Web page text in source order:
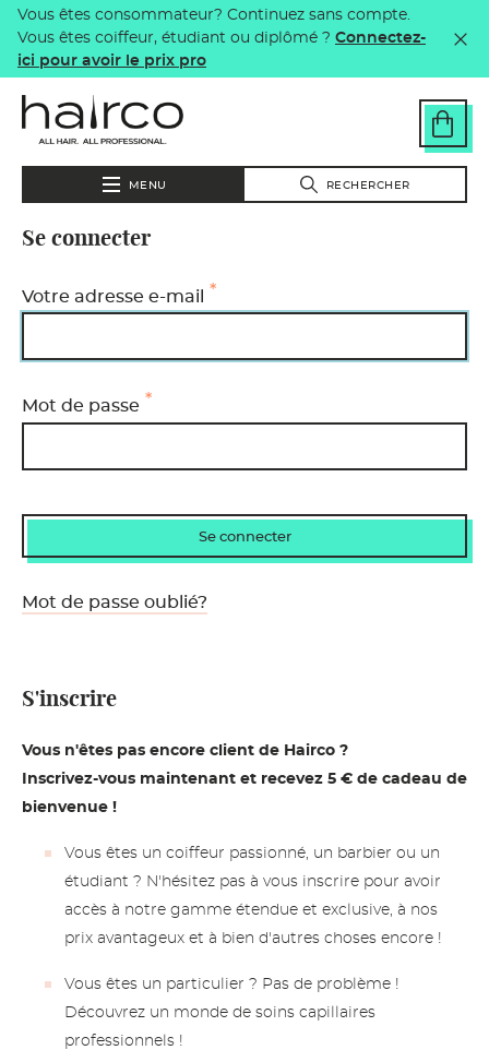
Aller au contenu principal
Vous êtes consommateur? Continuez sans compte.
Vous êtes coiffeur, étudiant ou diplômé ? Connectez-
ici pour avoir le prix pro
MENU RECHERCHER
Se connecter
Votre adresse e-mail
Mot de passe
Mot de passe oublié?
S'inscrire
Vous n'êtes pas encore client de Hairco ?
Inscrivez-vous maintenant et recevez 5 € de cadeau de
bienvenue !
Vous êtes un coiffeur passionné, un barbier ou un
étudiant ? N'hésitez pas à vous inscrire pour avoir
accès à notre gamme étendue et exclusive, à nos
prix avantageux et à bien d'autres choses encore !
Vous êtes un particulier ? Pas de problème !
Découvrez un monde de soins capillaires
professionnels !